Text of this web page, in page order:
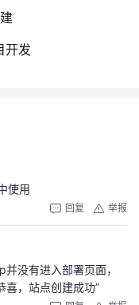
开发
使用
举报
回复
没有进入部署页面，
喜，站点创建成功”